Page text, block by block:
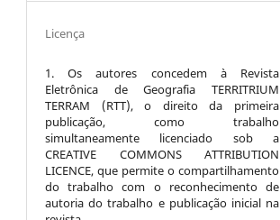
Licença
1. Os autores concedem à Revista
Eletrônica de Geografia TERRITRIUM
TERRAM (RTT), o direito da primeira
publicação, como trabalho
simultaneamente licenciado sob a
CREATIVE COMMONS ATTRIBUTION
LICENCE, que permite o compartilhamento
do trabalho com o reconhecimento de
autoria do trabalho e publicação inicial na